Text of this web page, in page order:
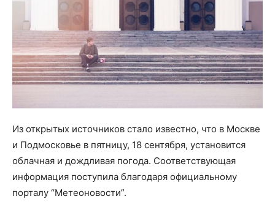
Из открытых источников стало известно, что в Москве
и Подмосковье в пятницу, 18 сентября, установится
облачная и дождливая погода. Соответствующая
информация поступила благодаря официальному
порталу “Метеоновости”.